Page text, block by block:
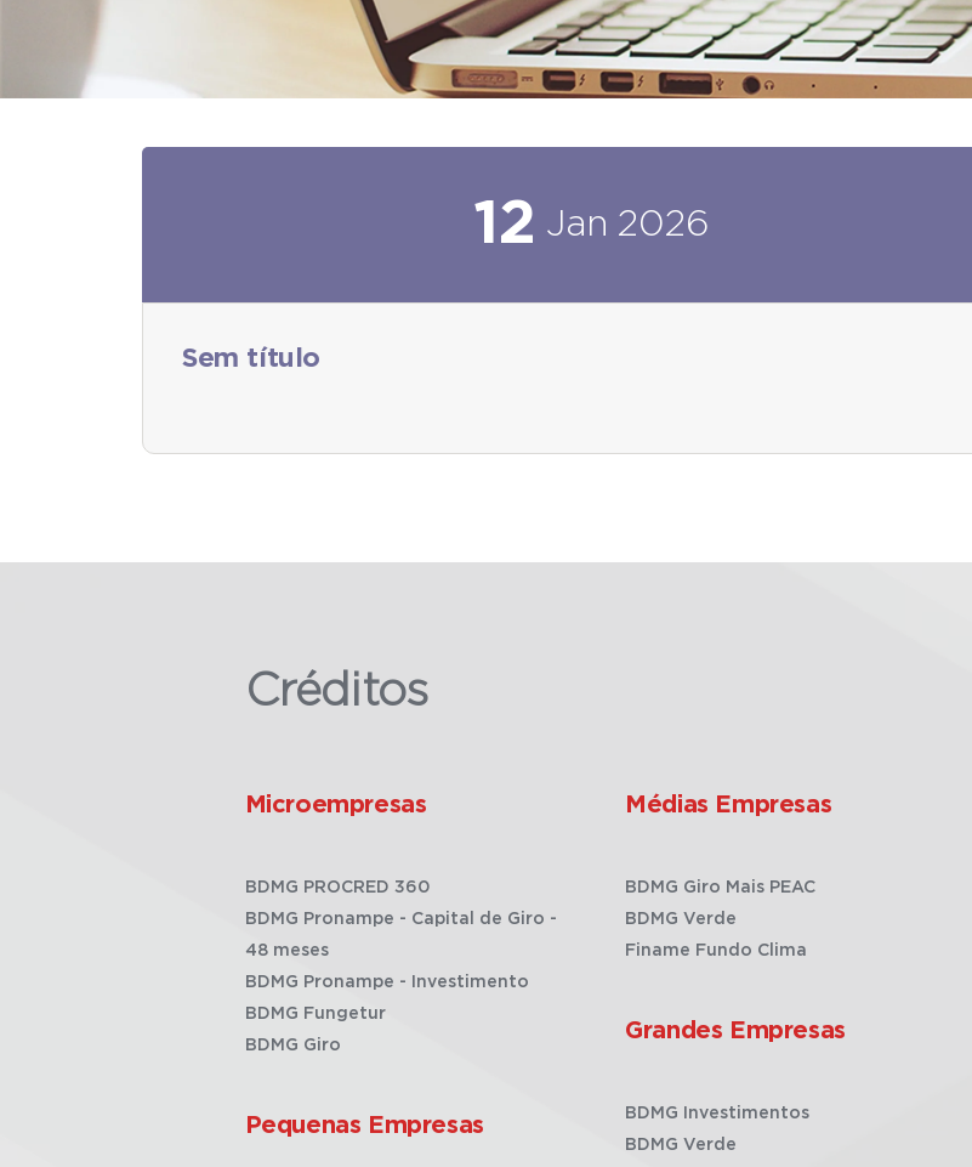
12 Jan 2026
Sem título
Créditos
Microempresas
BDMG PROCRED 360
BDMG Pronampe - Capital de Giro -
48 meses
BDMG Pronampe - Investimento
BDMG Fungetur
BDMG Giro
Pequenas Empresas
Médias Empresas
BDMG Giro Mais PEAC
BDMG Verde
Finame Fundo Clima
Grandes Empresas
BDMG Investimentos
BDMG Verde